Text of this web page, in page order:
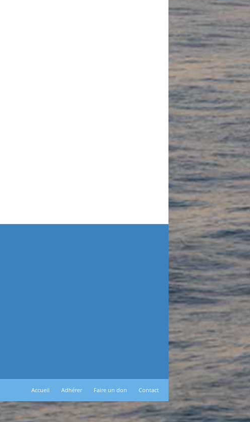
Accueil Adhérer Faire un don Contact